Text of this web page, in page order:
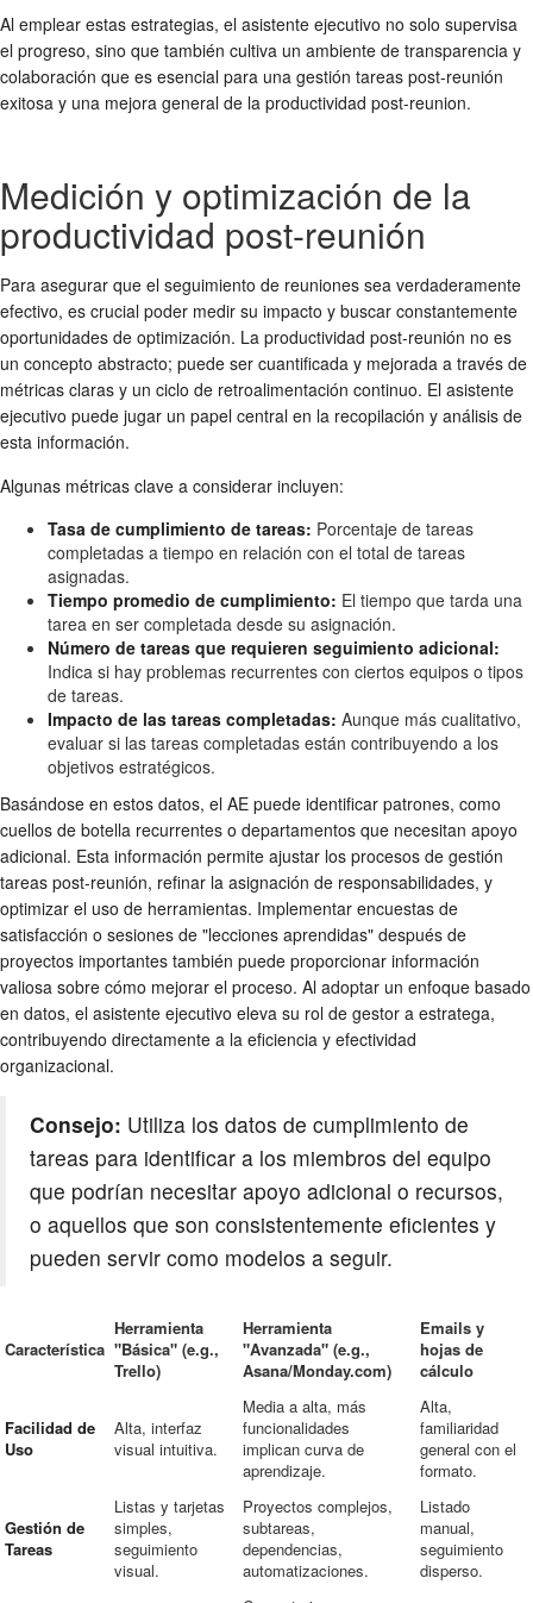
Al emplear estas estrategias, el asistente ejecutivo no solo supervisa
el progreso, sino que también cultiva un ambiente de transparencia y
colaboración que es esencial para una gestión tareas post-reunión
exitosa y una mejora general de la productividad post-reunion.
Medición y optimización de la
productividad post-reunión
Para asegurar que el seguimiento de reuniones sea verdaderamente
efectivo, es crucial poder medir su impacto y buscar constantemente
oportunidades de optimización. La productividad post-reunión no es
un concepto abstracto; puede ser cuantificada y mejorada a través de
métricas claras y un ciclo de retroalimentación continuo. El asistente
ejecutivo puede jugar un papel central en la recopilación y análisis de
esta información.
Algunas métricas clave a considerar incluyen:
Tasa de cumplimiento de tareas: Porcentaje de tareas
completadas a tiempo en relación con el total de tareas
asignadas.
Tiempo promedio de cumplimiento: El tiempo que tarda una
tarea en ser completada desde su asignación.
Número de tareas que requieren seguimiento adicional:
Indica si hay problemas recurrentes con ciertos equipos o tipos
de tareas.
Impacto de las tareas completadas: Aunque más cualitativo,
evaluar si las tareas completadas están contribuyendo a los
objetivos estratégicos.
Basándose en estos datos, el AE puede identificar patrones, como
cuellos de botella recurrentes o departamentos que necesitan apoyo
adicional. Esta información permite ajustar los procesos de gestión
tareas post-reunión, refinar la asignación de responsabilidades, y
optimizar el uso de herramientas. Implementar encuestas de
satisfacción o sesiones de "lecciones aprendidas" después de
proyectos importantes también puede proporcionar información
valiosa sobre cómo mejorar el proceso. Al adoptar un enfoque basado
en datos, el asistente ejecutivo eleva su rol de gestor a estratega,
contribuyendo directamente a la eficiencia y efectividad
organizacional.
Consejo: Utiliza los datos de cumplimiento de
tareas para identificar a los miembros del equipo
que podrían necesitar apoyo adicional o recursos,
o aquellos que son consistentemente eficientes y
pueden servir como modelos a seguir.
Característica
Herramienta
"Básica" (e.g.,
Trello)
Herramienta
"Avanzada" (e.g.,
Asana/Monday.com)
Emails y
hojas de
cálculo
Facilidad de
Uso
Alta, interfaz
visual intuitiva.
Media a alta, más
funcionalidades
implican curva de
aprendizaje.
Alta,
familiaridad
general con el
formato.
Gestión de
Tareas
Listas y tarjetas
simples,
seguimiento
visual.
Proyectos complejos,
subtareas,
dependencias,
automatizaciones.
Listado
manual,
seguimiento
disperso.